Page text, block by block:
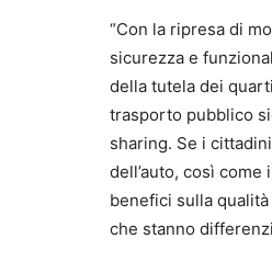
“Con la ripresa di
sicurezza e
della tutela dei
trasporto pubblico
sharing. Se i
dell’auto, così
benefici sulla
che stanno